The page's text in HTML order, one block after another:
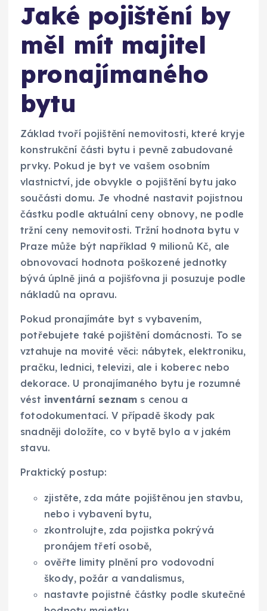
Jaké pojištění by
měl mít majitel
pronajímaného
bytu
Základ tvoří pojištění nemovitosti, které kryje
konstrukční části bytu i pevně zabudované
prvky. Pokud je byt ve vašem osobním
vlastnictví, jde obvykle o pojištění bytu jako
součásti domu. Je vhodné nastavit pojistnou
částku podle aktuální ceny obnovy, ne podle
tržní ceny nemovitosti. Tržní hodnota bytu v
Praze může být například 9 milionů Kč, ale
obnovovací hodnota poškozené jednotky
bývá úplně jiná a pojišťovna ji posuzuje podle
nákladů na opravu.
Pokud pronajímáte byt s vybavením,
potřebujete také pojištění domácnosti. To se
vztahuje na movité věci: nábytek, elektroniku,
pračku, lednici, televizi, ale i koberec nebo
dekorace. U pronajímaného bytu je rozumné
vést inventární seznam s cenou a
fotodokumentací. V případě škody pak
snadněji doložíte, co v bytě bylo a v jakém
stavu.
Praktický postup:
zjistěte, zda máte pojištěnou jen stavbu,
nebo i vybavení bytu,
zkontrolujte, zda pojistka pokrývá
pronájem třetí osobě,
ověřte limity plnění pro vodovodní
škody, požár a vandalismus,
nastavte pojistné částky podle skutečné